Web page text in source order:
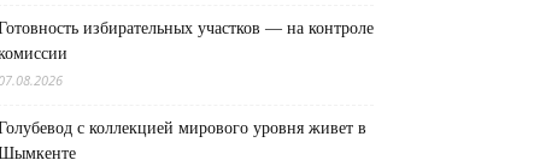
избирательных участков — на контроле
с коллекцией мирового уровня живет в